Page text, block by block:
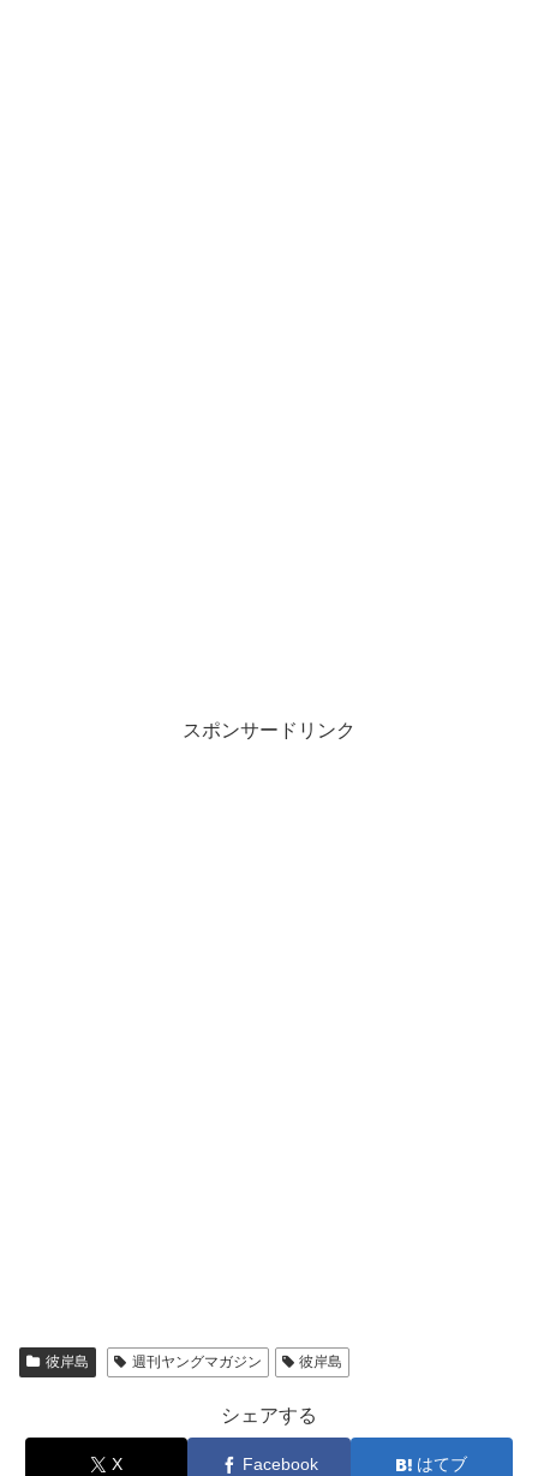
スポンサードリンク
彼岸島 週刊ヤングマガジン 彼岸島
シェアする
X Facebook はてブ